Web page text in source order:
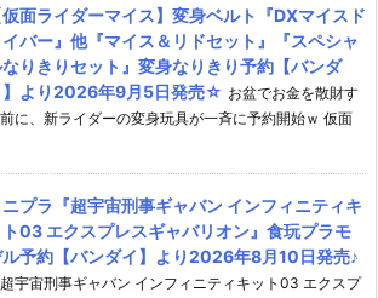
仮面ライダーマイス】変身ベルト『DXマイスド
イバー』他『マイス＆リドセット』『スペシャ
なりきりセット』変身なりきり予約【バンダ
】より2026年9月5日発売☆ お盆でお金を散財す
に、新ライダーの変身玩具が一斉に予約開始ｗ 仮面
ニプラ『超宇宙刑事ギャバン インフィニティキ
ト03 エクスプレスギャバリオン』食玩プラモ
予約【バンダイ】より2026年8月10日発売♪
超宇宙刑事ギャバン インフィニティキット03 エクスプ